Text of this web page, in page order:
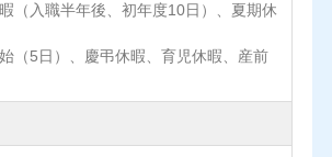
（入職半年後、初年度10日）、夏期休
）、慶弔休暇、育児休暇、産前